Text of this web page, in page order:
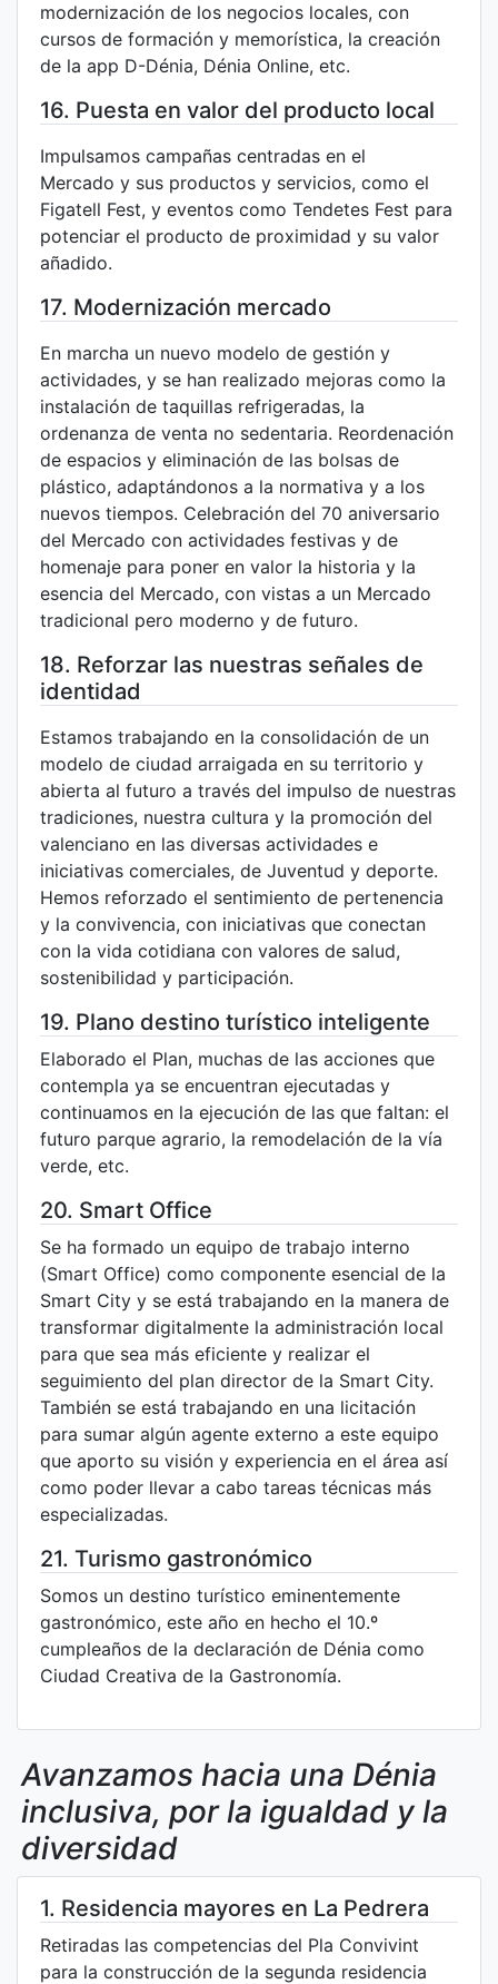
modernización de los negocios locales, con
cursos de formación y memorística, la creación
de la app D-Dénia, Dénia Online, etc.
16. Puesta en valor del producto local
Impulsamos campañas centradas en el
Mercado y sus productos y servicios, como el
Figatell Fest, y eventos como Tendetes Fest para
potenciar el producto de proximidad y su valor
añadido.
17. Modernización mercado
En marcha un nuevo modelo de gestión y
actividades, y se han realizado mejoras como la
instalación de taquillas refrigeradas, la
ordenanza de venta no sedentaria. Reordenación
de espacios y eliminación de las bolsas de
plástico, adaptándonos a la normativa y a los
nuevos tiempos. Celebración del 70 aniversario
del Mercado con actividades festivas y de
homenaje para poner en valor la historia y la
esencia del Mercado, con vistas a un Mercado
tradicional pero moderno y de futuro.
18. Reforzar las nuestras señales de
identidad
Estamos trabajando en la consolidación de un
modelo de ciudad arraigada en su territorio y
abierta al futuro a través del impulso de nuestras
tradiciones, nuestra cultura y la promoción del
valenciano en las diversas actividades e
iniciativas comerciales, de Juventud y deporte.
Hemos reforzado el sentimiento de pertenencia
y la convivencia, con iniciativas que conectan
con la vida cotidiana con valores de salud,
sostenibilidad y participación.
19. Plano destino turístico inteligente
Elaborado el Plan, muchas de las acciones que
contempla ya se encuentran ejecutadas y
continuamos en la ejecución de las que faltan: el
futuro parque agrario, la remodelación de la vía
verde, etc.
20. Smart Office
Se ha formado un equipo de trabajo interno
(Smart Office) como componente esencial de la
Smart City y se está trabajando en la manera de
transformar digitalmente la administración local
para que sea más eficiente y realizar el
seguimiento del plan director de la Smart City.
También se está trabajando en una licitación
para sumar algún agente externo a este equipo
que aporto su visión y experiencia en el área así
como poder llevar a cabo tareas técnicas más
especializadas.
21. Turismo gastronómico
Somos un destino turístico eminentemente
gastronómico, este año en hecho el 10.º
cumpleaños de la declaración de Dénia como
Ciudad Creativa de la Gastronomía.
Avanzamos hacia una Dénia
inclusiva, por la igualdad y la
diversidad
1. Residencia mayores en La Pedrera
Retiradas las competencias del Pla Convivint
para la construcción de la segunda residencia